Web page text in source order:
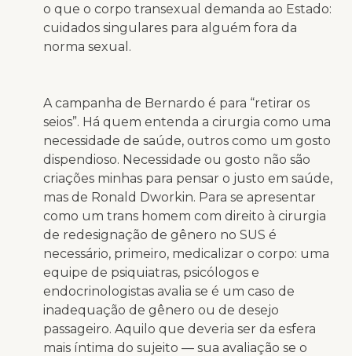
o que o corpo transexual demanda ao Estado:
cuidados singulares para alguém fora da
norma sexual.
A campanha de Bernardo é para “retirar os
seios”. Há quem entenda a cirurgia como uma
necessidade de saúde, outros como um gosto
dispendioso. Necessidade ou gosto não são
criações minhas para pensar o justo em saúde,
mas de Ronald Dworkin. Para se apresentar
como um trans homem com direito à cirurgia
de redesignação de gênero no SUS é
necessário, primeiro, medicalizar o corpo: uma
equipe de psiquiatras, psicólogos e
endocrinologistas avalia se é um caso de
inadequação de gênero ou de desejo
passageiro. Aquilo que deveria ser da esfera
mais íntima do sujeito — sua avaliação se o